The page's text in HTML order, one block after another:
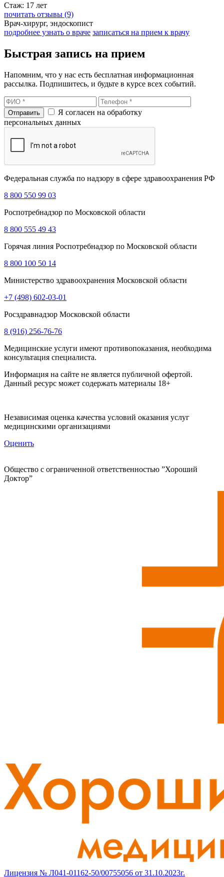
Стаж: 17 лет
почитать отзывы (9)
Врач-хирург, эндоскопист
подробнее узнать о враче записаться на прием к врачу
Быстрая запись на прием
Напомним, что у нас есть бесплатная информационная
рассылка. Подпишитесь, и будьте в курсе всех событий.
Я согласен на обработку
персональных данных
Федеральная служба по надзору в сфере здравоохранения РФ
8 800 550 99 03
Роспотребнадзор по Московской области
8 800 555 49 43
Горячая линия Роспотребнадзор по Московской области
8 800 100 50 14
Министерство здравоохранения Московской области
+7 (498) 602-03-01
Росздравнадзор Московской области
8 (916) 256-76-76
Медицинские услуги имеют противопоказания, необходима
консультация специалиста.
Информация на сайте не является публичной офертой.
Данный ресурс может содержать материалы 18+
Независимая оценка качества условий оказания услуг
медицинскими организациями
Оценить
Общество с ограниченной ответственностью ”Хороший
Доктор”
Лицензия № Л041-01162-50/00755056 от 31.10.2023г.